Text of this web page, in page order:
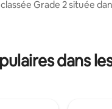
Grade 2 située
(à 100 mètres de la
dans